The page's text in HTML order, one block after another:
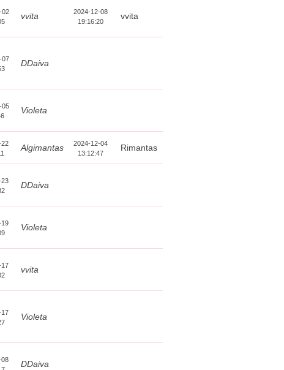
02
vvita
2024-12-08
19:16:20
vvita
07
DDaiva
05
Violeta
22
Algimantas
2024-12-04
13:12:47
Rimantas
23
DDaiva
19
Violeta
17
vvita
17
Violeta
08
DDaiva